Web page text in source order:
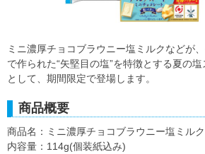
ミニ濃厚チョコブラウニー塩ミルクなどが
で作られた“矢堅目の塩”を特徴とする夏の
として、期間限定で登場します。
商品概要
商品名：ミニ濃厚チョコブラウニー塩ミルク
内容量：114g(個装紙込み)